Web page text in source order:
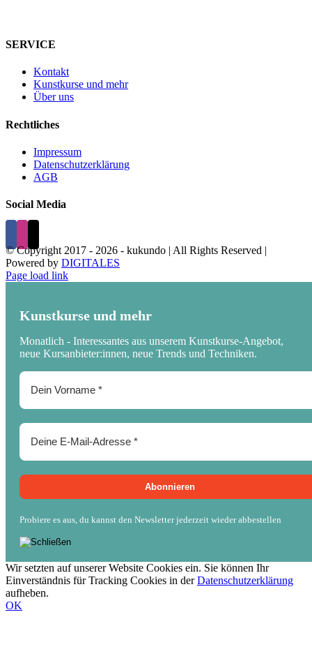
SERVICE
Kontakt
Kunstkurse und mehr
Über uns
Rechtliches
Impressum
Datenschutzerklärung
AGB
Social Media
© Copyright 2017 - 2026 - kukundo | All Rights Reserved |
Powered by DIGITALES
Page load link
Kunstkurse und mehr
Monatlich - Interessantes aus unserem Kunstkurse-Angebot,
neue Kursanbieter:innen, neue Trends und Techniken.
Probiere es aus, du kannst den Newsletter jederzeit wieder abbestellen
Wir setzten auf unserer Website Cookies ein. Sie können Ihr
Einverständnis für Tracking Cookies in derDatenschutzerklärung
aufheben.
OK